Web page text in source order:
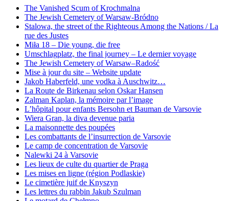
The Vanished Scum of Krochmalna
The Jewish Cemetery of Warsaw-Bródno
Stalowa, the street of the Righteous Among the Nations / La
rue des Justes
Miła 18 – Die young, die free
Umschlagplatz, the final journey – Le dernier voyage
The Jewish Cemetery of Warsaw–Radość
Mise à jour du site – Website update
Jakob Haberfeld, une vodka à Auschwitz…
La Route de Birkenau selon Oskar Hansen
Zalman Kaplan, la mémoire par l’image
L’hôpital pour enfants Bersohn et Bauman de Varsovie
Wiera Gran, la diva devenue paria
La maisonnette des poupées
Les combattants de l’insurrection de Varsovie
Le camp de concentration de Varsovie
Nalewki 24 à Varsovie
Les lieux de culte du quartier de Praga
Les mises en ligne (région Podlaskie)
Le cimetière juif de Knyszyn
Les lettres du rabbin Jakub Szulman